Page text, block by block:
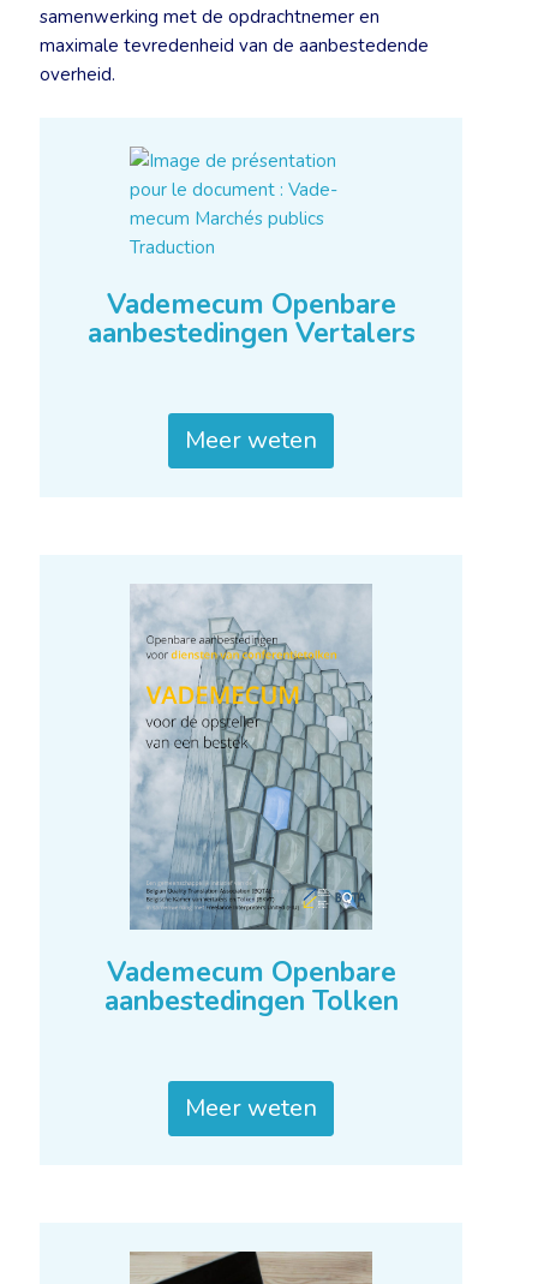
samenwerking met de opdrachtnemer en
maximale tevredenheid van de aanbestedende
overheid.
Vademecum Openbare
aanbestedingen Vertalers
Meer weten
Vademecum Openbare
aanbestedingen Tolken
Meer weten